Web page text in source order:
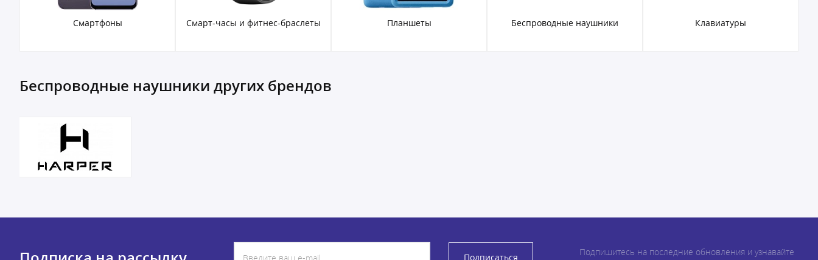
Смартфоны Смарт-часы и фитнес-браслеты Планшеты Беспроводные наушники Клавиатуры
Беспроводные наушники других брендов
Подписаться
Подпишитесь на последние обновления и узнавайте